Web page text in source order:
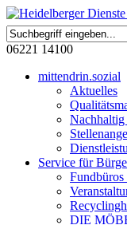
06221 14100
mittendrin.sozial
Aktuelles
Nachhaltig
Service für
DIE